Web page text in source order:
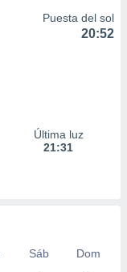
Puesta del sol
20:52
Última luz
21:31
Sáb
Dom